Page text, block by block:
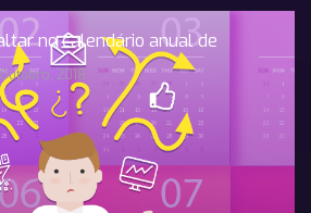
no calendário anual de
2018